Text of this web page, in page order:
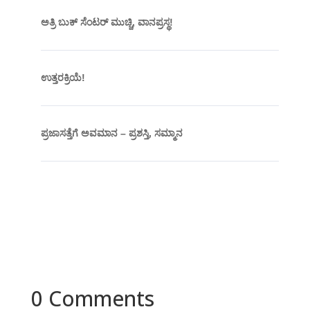
ಅತ್ರಿ ಬುಕ್ ಸೆಂಟರ್ ಮುಚ್ಚಿ, ವಾನಪ್ರಸ್ಥ!
ಉತ್ತರಕ್ರಿಯೆ!
ಪ್ರಜಾಸತ್ತೆಗೆ ಅವಮಾನ – ಪ್ರಶಸ್ತಿ, ಸಮ್ಮಾನ
0 Comments